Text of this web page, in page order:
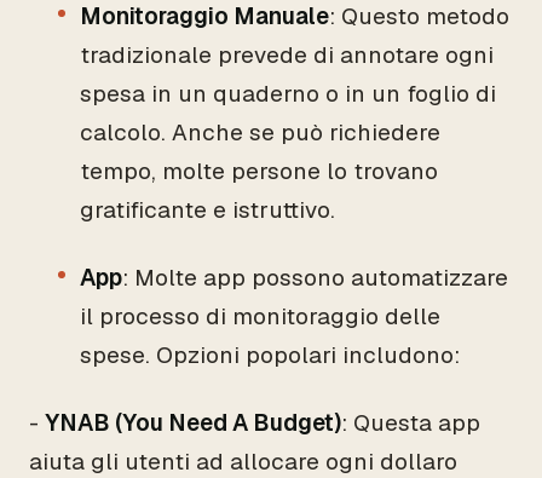
Monitoraggio Manuale: Questo metodo
tradizionale prevede di annotare ogni
spesa in un quaderno o in un foglio di
calcolo. Anche se può richiedere
tempo, molte persone lo trovano
gratificante e istruttivo.
App: Molte app possono automatizzare
il processo di monitoraggio delle
spese. Opzioni popolari includono:
- YNAB (You Need A Budget): Questa app
aiuta gli utenti ad allocare ogni dollaro